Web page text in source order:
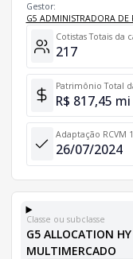
Gestor:
G5 ADMINISTRADORA DE
Cotistas Totais da
217
Patrimônio Total
R$ 817,45 mi
Adaptação RCVM
26/07/2024
Classe ou subclasse
G5 ALLOCATION
MULTIMERCADO